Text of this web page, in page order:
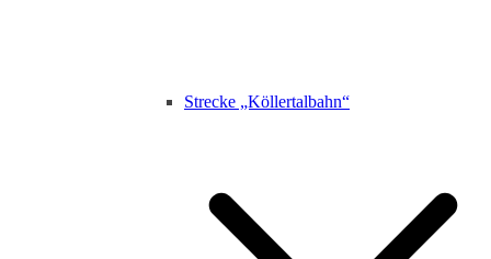
Strecke „Köllertalbahn“